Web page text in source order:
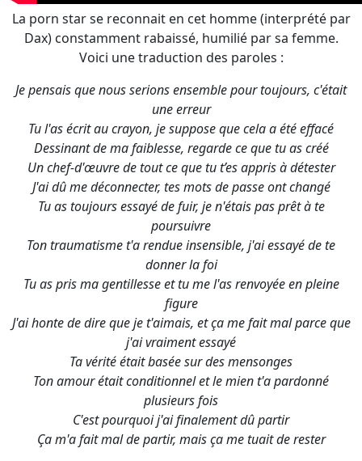
La porn star se reconnait en cet homme (interprété par
Dax) constamment rabaissé, humilié par sa femme.
Voici une traduction des paroles :
Je pensais que nous serions ensemble pour toujours, c'était
une erreur
Tu l'as écrit au crayon, je suppose que cela a été effacé
Dessinant de ma faiblesse, regarde ce que tu as créé
Un chef-d'œuvre de tout ce que tu t’es appris à détester
J'ai dû me déconnecter, tes mots de passe ont changé
Tu as toujours essayé de fuir, je n'étais pas prêt à te
poursuivre
Ton traumatisme t'a rendue insensible, j'ai essayé de te
donner la foi
Tu as pris ma gentillesse et tu me l'as renvoyée en pleine
figure
J'ai honte de dire que je t'aimais, et ça me fait mal parce que
j'ai vraiment essayé
Ta vérité était basée sur des mensonges
Ton amour était conditionnel et le mien t'a pardonné
plusieurs fois
C'est pourquoi j'ai finalement dû partir
Ça m'a fait mal de partir, mais ça me tuait de rester